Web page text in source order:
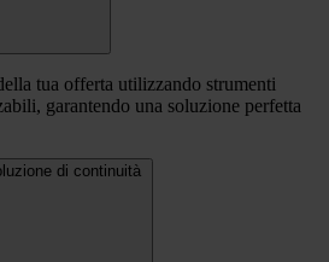
tua offerta utilizzando strumenti
garantendo una soluzione perfetta
di continuità